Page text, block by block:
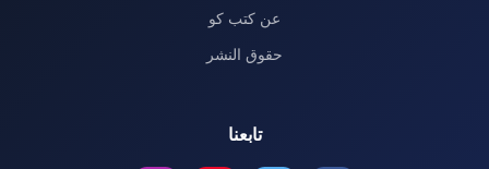
عن كتب كو
حقوق النشر
تابعنا